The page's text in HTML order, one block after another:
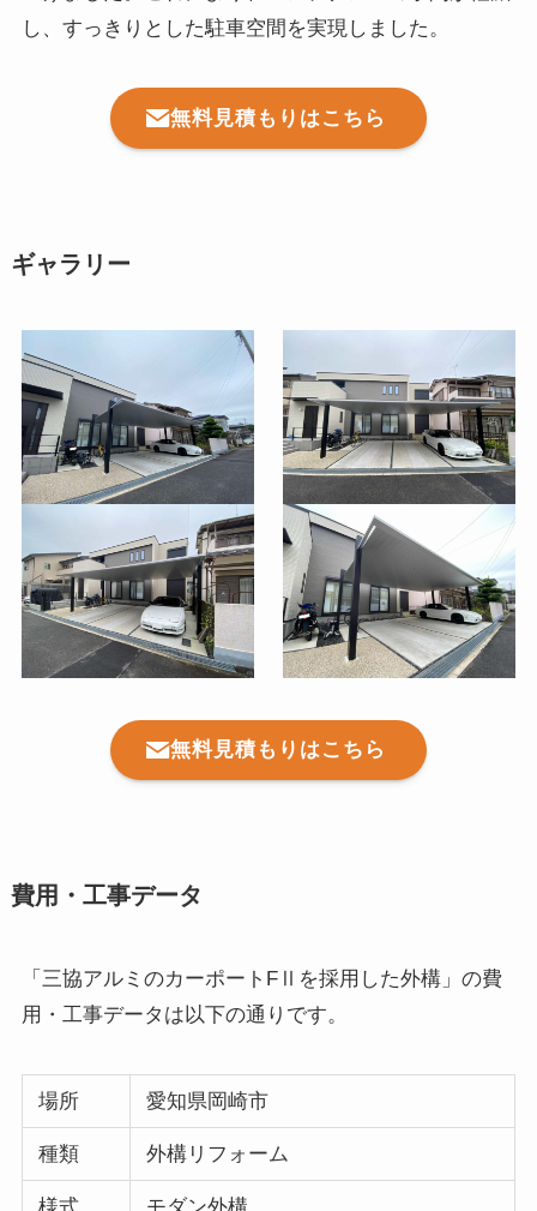
し、すっきりとした駐車空間を実現しました。
無料見積もりはこちら
ギャラリー
無料見積もりはこちら
費用・工事データ
「三協アルミのカーポートFⅡを採用した外構」の費
用・工事データは以下の通りです。
場所 愛知県岡崎市
種類 外構リフォーム
様式 モダン外構